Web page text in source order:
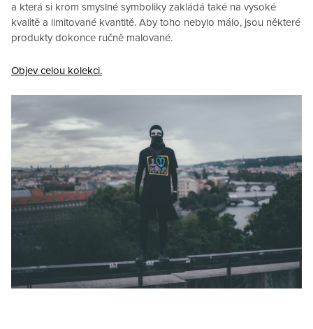
a která si krom smyslné symboliky zakládá také na vysoké
kvalitě a limitované kvantitě. Aby toho nebylo málo, jsou některé
produkty dokonce ručně malované.
Objev celou kolekci.